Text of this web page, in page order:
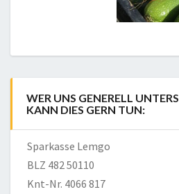
WER UNS GENERELL
KANN DIES GERN TUN:
Sparkasse Lemgo
BLZ 482 50110
Knt-Nr. 4066 817